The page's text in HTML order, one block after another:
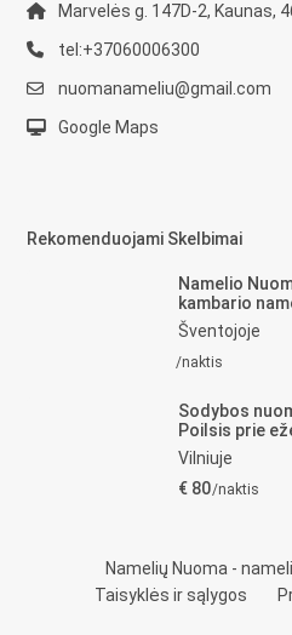
Marvelės g. 147D-2, Kaunas,
tel:+37060006300
nuomanameliu@gmail.com
Google Maps
Rekomenduojami Skelbimai
Namelio
kambario
Šventojoje
/naktis
Sodybos
Poilsis prie
Vilniuje
€ 80/naktis
Namelių Nuoma -
Taisyklės ir sąlygos